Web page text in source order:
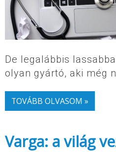
De legalábbis
olyan gyártó, aki még
TOVÁBB OLVASOM »
Varga: a világ